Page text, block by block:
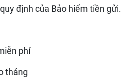
định của Bảo hiểm tiền gửi.
phí
tháng